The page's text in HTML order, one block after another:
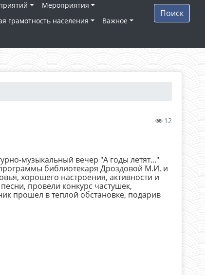
Мероприятия
грамотность населения
Важное
Поиск
12
музыкальный вечер "А годы летят..."
библиотекаря Дроздовой М.И. и
хорошего настроения, активности и
провели конкурс частушек,
прошел в теплой обстановке, подарив